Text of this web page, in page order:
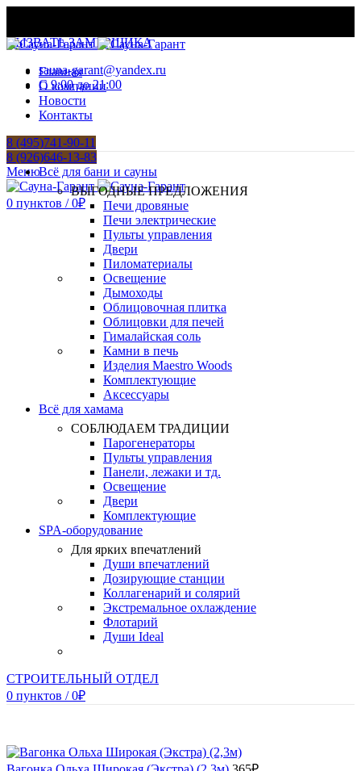
ВЫЗВАТЬ ЗАМЕРЩИКА
sauna-garant@yandex.ru
C 9:00 до 21:00
Главная
О компании
Новости
Контакты
8 (495)741-90-11
8 (926)646-13-83
Меню
0 пунктов / 0₽
Всё для бани и сауны
ВЫГОДНЫЕ ПРЕДЛОЖЕНИЯ
Печи дровяные
Печи электрические
Пульты управления
Двери
Пиломатериалы
Освещение
Дымоходы
Облицовочная плитка
Облицовки для печей
Гималайская соль
Камни в печь
Изделия Maestro Woods
Комплектующие
Аксессуары
Всё для хамама
СОБЛЮДАЕМ ТРАДИЦИИ
Парогенераторы
Пульты управления
Панели, лежаки и тд.
Освещение
Двери
Комплектующие
SPA-оборудование
Для ярких впечатлений
Души впечатлений
Дозирующие станции
Коллагенарий и солярий
Экстремальное охлаждение
Флотарий
Души Ideal
СТРОИТЕЛЬНЫЙ ОТДЕЛ
0 пунктов / 0₽